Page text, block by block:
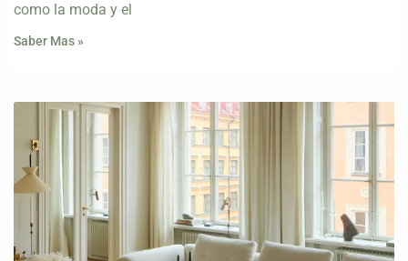
como la moda y el
Saber Mas »